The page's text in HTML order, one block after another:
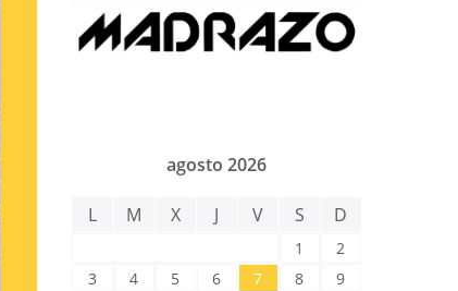
agosto 2026
L M X J V S D
1
2
3
4 5 6 7 8
9